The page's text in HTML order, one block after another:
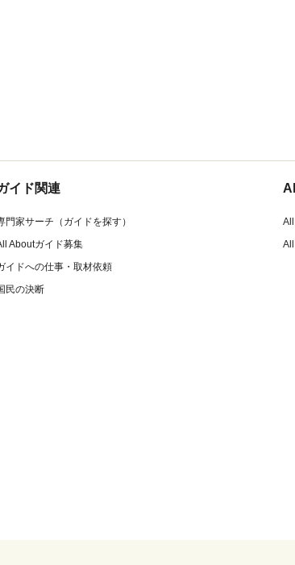
イド関連
門家サーチ（ガイドを探す）
Aboutガイド募集
イドへの仕事・取材依頼
民の決断